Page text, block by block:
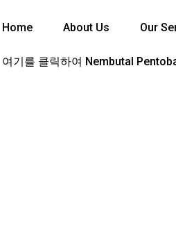
Home About Us Our
여기를 클릭하여 Nembutal